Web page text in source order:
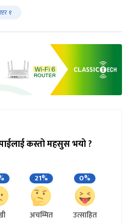
१
कस्तो महसुस भयो ?
21%
अचम्मित
0%
उत्साहित